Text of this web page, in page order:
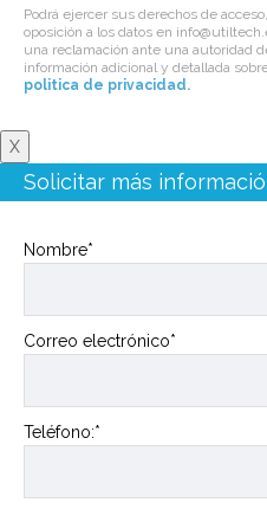
Podrá ejercer sus derechos de
oposición a los datos en
una reclamación ante una autoridad
información adicional y detallada
politica de privacidad.
X
Solicitar más
Nombre*
Correo electrónico*
Teléfono:*